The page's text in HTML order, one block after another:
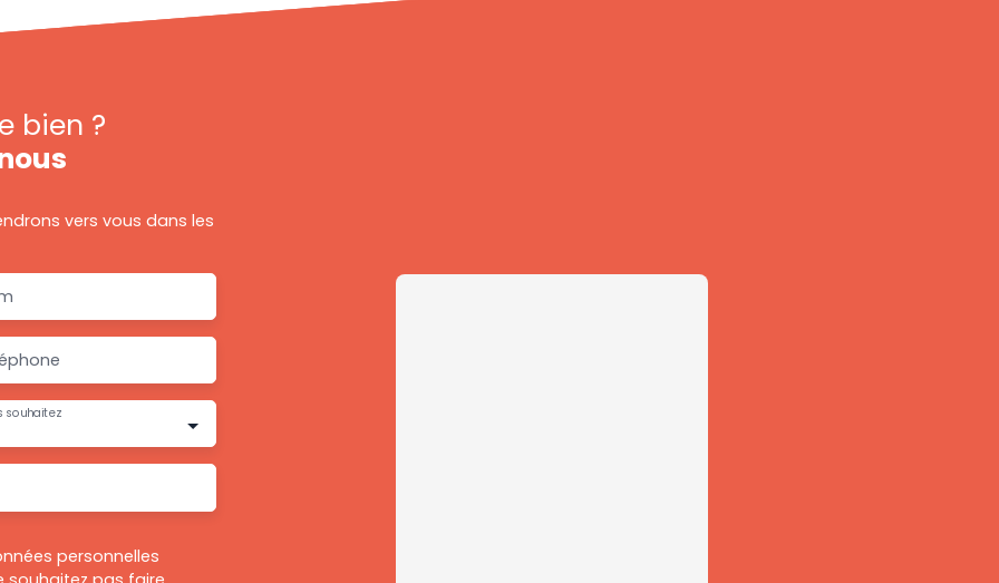
bien ?
vers vous dans les
souhaitez
personnelles